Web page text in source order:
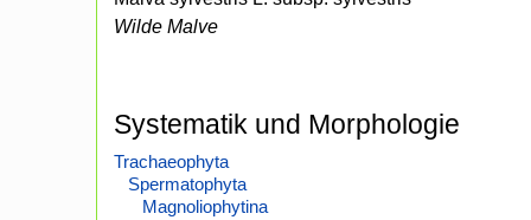
Wilde Malve
Systematik und Morphologie
Trachaeophyta
Spermatophyta
Magnoliophytina